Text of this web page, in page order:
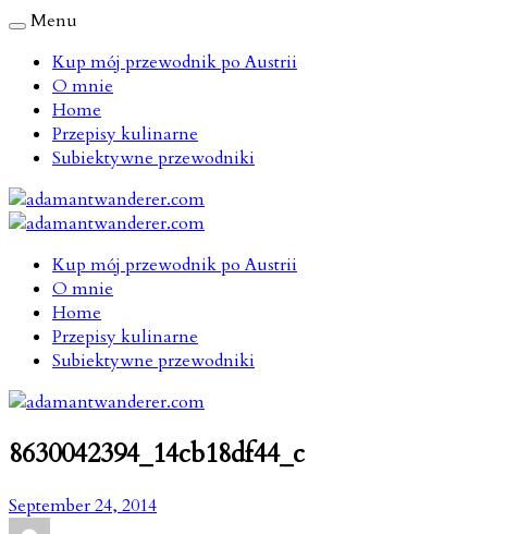
Menu
Kup mój przewodnik po Austrii
O mnie
Home
Przepisy kulinarne
Subiektywne przewodniki
Kup mój przewodnik po Austrii
O mnie
Home
Przepisy kulinarne
Subiektywne przewodniki
8630042394_14cb18df44_c
September 24, 2014